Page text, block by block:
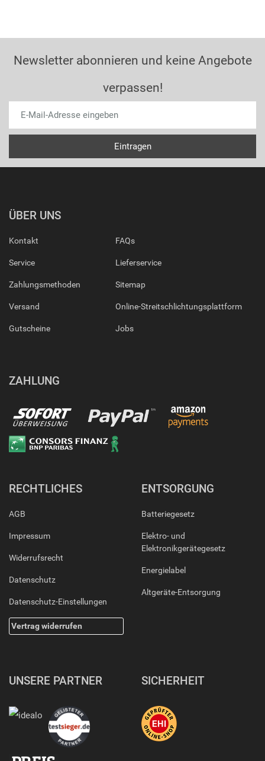
Newsletter abonnieren und keine Angebote
verpassen!
ÜBER UNS
Kontakt
Service
Zahlungsmethoden
Versand
Gutscheine
FAQs
Lieferservice
Sitemap
Online-Streitschlichtungsplattform
Jobs
ZAHLUNG
RECHTLICHES
AGB
Impressum
Widerrufsrecht
Datenschutz
Datenschutz-Einstellungen
Vertrag widerrufen
ENTSORGUNG
Batteriegesetz
Elektro- und
Elektronikgerätegesetz
Energielabel
Altgeräte-Entsorgung
UNSERE PARTNER SICHERHEIT